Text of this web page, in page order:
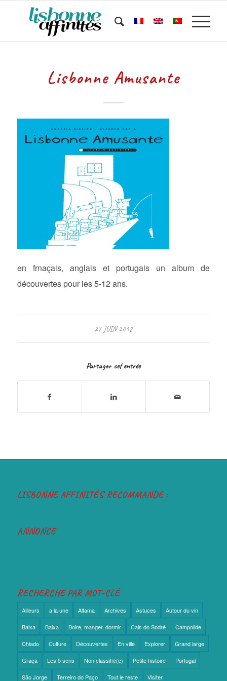
Lisbonne Amusante
en frnaçais, anglais et portugais un album de
découvertes pour les 5-12 ans.
27 JUIN 2018
Partager cet entrée
LISBONNE AFFINITÉS RECOMMANDE :
ANNONCE
RECHERCHE PAR MOT-CLÉ
Ailleurs a la une Alfama Archives Astuces Autour du vin
Baixa Baixa Boire, manger, dormir Cais do Sodré Campolide
Chiado Culture Découvertes En ville Explorer Grand large
Graça Les 5 sens Non classifié(e) Petite histoire Portugal
São Jorge Terreiro do Paço Tout le reste Visiter